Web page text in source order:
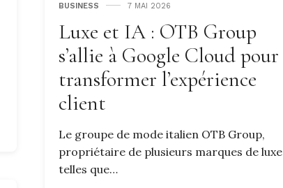
BUSINESS 7 MAI 2026
Luxe et IA : OTB Group
s’allie à Google Cloud pour
transformer l’expérience
client
Le groupe de mode italien OTB Group,
propriétaire de plusieurs marques de luxe
telles que…